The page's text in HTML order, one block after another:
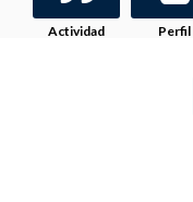
Actividad Perfil